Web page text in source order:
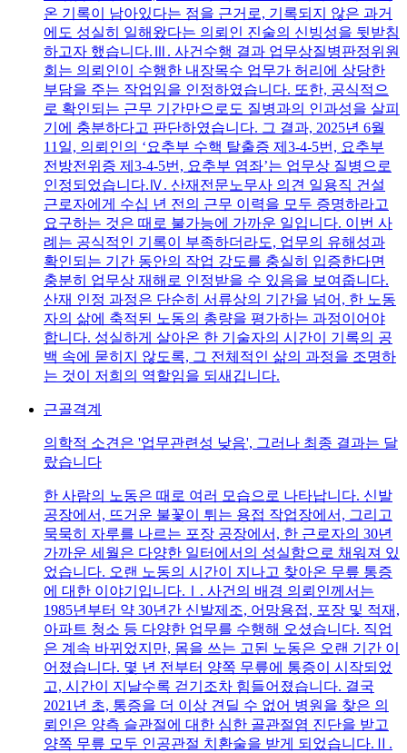
온 기록이 남아있다는 점을 근거로, 기록되지 않은 과거
에도 성실히 일해왔다는 의뢰인 진술의 신빙성을 뒷받침
하고자 했습니다.Ⅲ. 사건수행 결과 업무상질병판정위원
회는 의뢰인이 수행한 내장목수 업무가 허리에 상당한
부담을 주는 작업임을 인정하였습니다. 또한, 공식적으
로 확인되는 근무 기간만으로도 질병과의 인과성을 살피
기에 충분하다고 판단하였습니다. 그 결과, 2025년 6월
11일, 의뢰인의 ‘요추부 수핵 탈출증 제3-4-5번, 요추부
전방전위증 제3-4-5번, 요추부 염좌’는 업무상 질병으로
인정되었습니다.Ⅳ. 산재전문노무사 의견 일용직 건설
근로자에게 수십 년 전의 근무 이력을 모두 증명하라고
요구하는 것은 때로 불가능에 가까운 일입니다. 이번 사
례는 공식적인 기록이 부족하더라도, 업무의 유해성과
확인되는 기간 동안의 작업 강도를 충실히 입증한다면
충분히 업무상 재해로 인정받을 수 있음을 보여줍니다.
산재 인정 과정은 단순히 서류상의 기간을 넘어, 한 노동
자의 삶에 축적된 노동의 총량을 평가하는 과정이어야
합니다. 성실하게 살아온 한 기술자의 시간이 기록의 공
백 속에 묻히지 않도록, 그 전체적인 삶의 과정을 조명하
는 것이 저희의 역할임을 되새깁니다.
근골격계
의학적 소견은 '업무관련성 낮음', 그러나 최종 결과는 달
랐습니다
한 사람의 노동은 때로 여러 모습으로 나타납니다. 신발
공장에서, 뜨거운 불꽃이 튀는 용접 작업장에서, 그리고
묵묵히 자루를 나르는 포장 공장에서, 한 근로자의 30년
가까운 세월은 다양한 일터에서의 성실함으로 채워져 있
었습니다. 오랜 노동의 시간이 지나고 찾아온 무릎 통증
에 대한 이야기입니다.Ⅰ. 사건의 배경 의뢰인께서는
1985년부터 약 30년간 신발제조, 어망용접, 포장 및 적재,
아파트 청소 등 다양한 업무를 수행해 오셨습니다. 직업
은 계속 바뀌었지만, 몸을 쓰는 고된 노동은 오랜 기간 이
어졌습니다. 몇 년 전부터 양쪽 무릎에 통증이 시작되었
고, 시간이 지날수록 걷기조차 힘들어졌습니다. 결국
2021년 초, 통증을 더 이상 견딜 수 없어 병원을 찾은 의
뢰인은 양측 슬관절에 대한 심한 골관절염 진단을 받고
양쪽 무릎 모두 인공관절 치환술을 받게 되었습니다.Ⅱ.